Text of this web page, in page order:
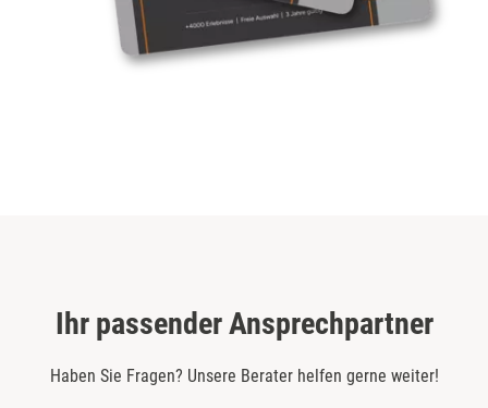
Ihr passender Ansprechpartner
Haben Sie Fragen? Unsere Berater helfen gerne weiter!